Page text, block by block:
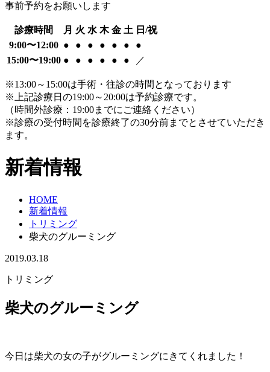
事前予約をお願いします
診療時間 月 火 水 木 金 土 日/祝
9:00〜12:00 ● ● ● ● ● ●
●
15:00〜19:00 ● ● ● ● ● ● ／
※13:00～15:00は手術・往診の時間となっております
※上記診療日の19:00～20:00は予約診療です。
（時間外診療：19:00までにご連絡ください）
※診療の受付時間を診療終了の30分前までとさせていただき
ます。
新着情報
HOME
新着情報
トリミング
柴犬のグルーミング
2019.03.18
トリミング
柴犬のグルーミング
今日は柴犬の女の子がグルーミングにきてくれました！